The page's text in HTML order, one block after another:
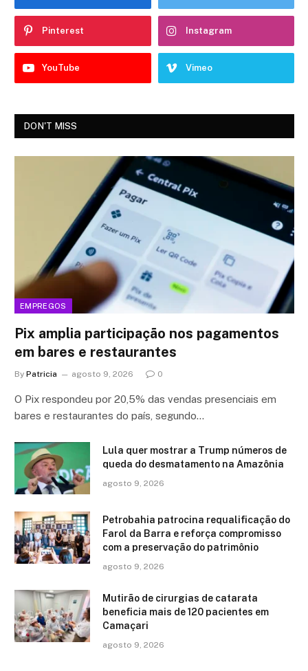
Pinterest Instagram
YouTube Vimeo
DON'T MISS
EMPREGOS
Pix amplia participação nos pagamentos
em bares e restaurantes
By Patricia agosto 9, 2026 0
O Pix respondeu por 20,5% das vendas presenciais em
bares e restaurantes do país, segundo…
Lula quer mostrar a Trump números de
queda do desmatamento na Amazônia
agosto 9, 2026
Petrobahia patrocina requalificação do
Farol da Barra e reforça compromisso
com a preservação do patrimônio
agosto 9, 2026
Mutirão de cirurgias de catarata
beneficia mais de 120 pacientes em
Camaçari
agosto 9, 2026